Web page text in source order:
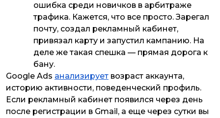
ошибка среди новичков в арбитраже
трафика. Кажется, что все просто. Зарегал
почту, создал рекламный кабинет,
привязал карту и запустил кампанию. На
деле же такая спешка — прямая дорога к
бану.
Google Ads анализирует возраст аккаунта,
историю активности, поведенческий профиль.
Если рекламный кабинет появился через день
после регистрации в Gmail, а еще через сутки вы